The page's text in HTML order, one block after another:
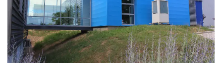
BUREAUX TRS